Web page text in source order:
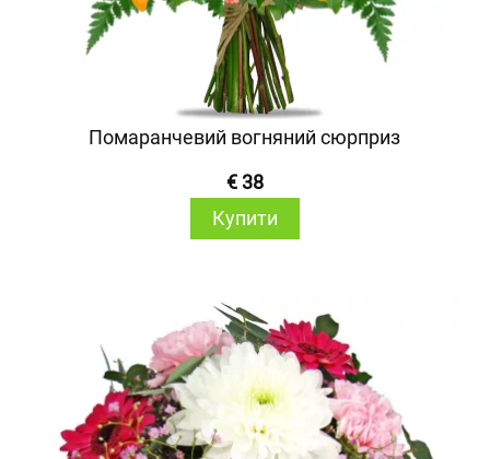
Помаранчевий вогняний сюрприз
€ 38
Купити